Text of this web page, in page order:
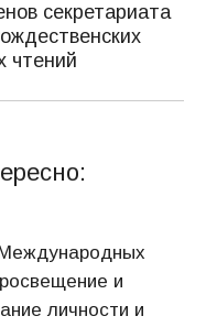
секретариата
чтений
и
личности и